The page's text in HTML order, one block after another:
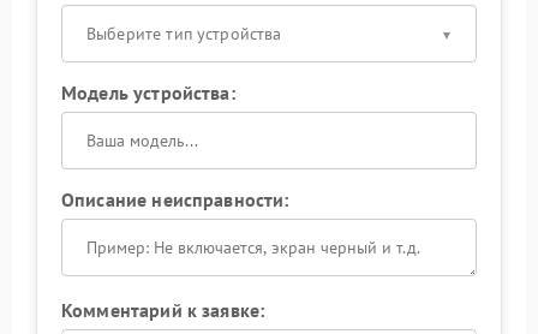
Выберите тип устройства
Модель устройства:
Описание неисправности:
Комментарий к заявке: